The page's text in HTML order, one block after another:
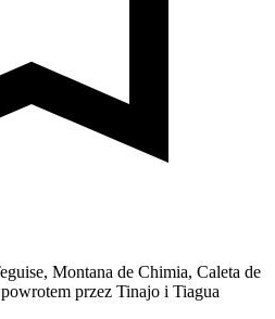
Montana de Chimia, Caleta de
przez Tinajo i Tiagua